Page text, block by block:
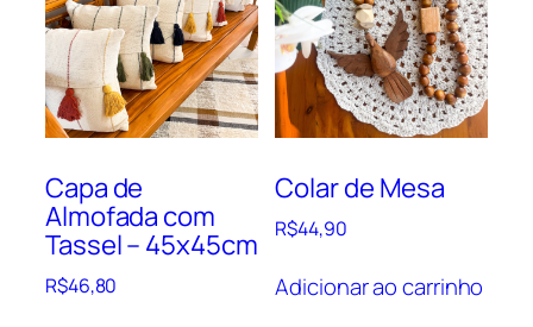
Capa de
Almofada com
Tassel – 45x45cm
R$46,80
Colar de Mesa
R$44,90
Adicionar ao carrinho